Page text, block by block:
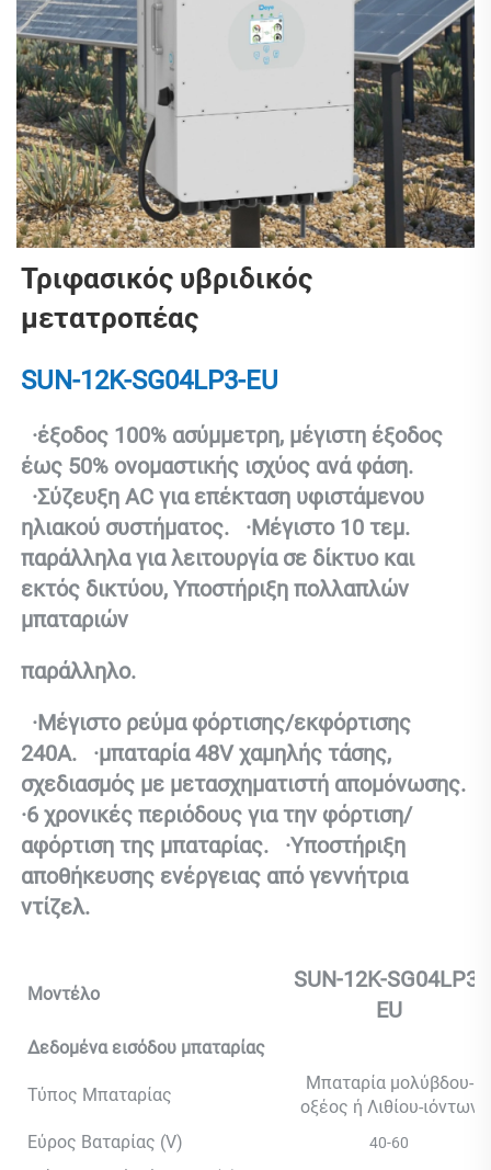
Τριφασικός υβριδικός
μετατροπέας
SUN-12K-SG04LP3-EU
  ·
έξοδος 100% ασύμμετρη, μέγιστη έξοδος
έως 50% ονομαστικής ισχύος ανά φάση.
  ·
Σύζευξη AC για επέκταση υφιστάμενου
ηλιακού συστήματος.
  ·
Μέγιστο 10 τεμ.
παράλληλα για λειτουργία σε δίκτυο και
εκτός δικτύου, Υποστήριξη πολλαπλών
μπαταριών
παράλληλο.
  ·
Μέγιστο ρεύμα φόρτισης/εκφόρτισης
240A.
  ·
μπαταρία 48V χαμηλής τάσης,
·6 χρονικές περιόδους για την φόρτιση/
αφόρτιση της μπαταρίας.
  ·
Υποστήριξη
αποθήκευσης ενέργειας από γεννήτρια
ντίζελ.
Μοντέλο
SUN-12K-SG04LP3-
EU
Δεδομένα εισόδου μπαταρίας
Τύπος Μπαταρίας
Μπαταρία μολύβδου-
οξέος ή Λιθίου-ιόντων
Εύρος Βαταρίας (V)
40-60